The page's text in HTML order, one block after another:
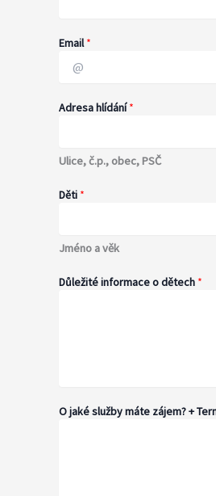
Email*
Adresa hlídání*
Ulice, č.p., obec, PSČ
Děti *
Jméno a věk
Důležité informace o dětech *
O jaké služby máte zájem? +